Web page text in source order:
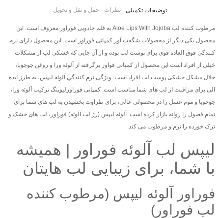
توضیحات تکمیلی نظرات حمل و نقل و تحویل
مرطوب کننده لب Aloe Lips With Jojoba به قلم جادویی فوراور معروف است. این
محصول یکی دیگر از محصولات شگفت آور کمپانی فوراور است. این محصول دارای نرم
کنندگی فوق العاده قوی برای پوست لب بوده و از آن جایی که خشکی لب از مشکلات
خیلی از افراد است این محصول از کمپانی فواور برگرفته از آلوئه ورا و روغن جوجوبا،
حلال مشکل خشکی پوست لب افراد است. ویژگی نرم کنندگیِ آلوئه لیپس، به طرز ایده
الی برای مراقبت از لب های شما مناسب است. کمپانی فوراورلیوینگ ترکیب آلوئه ورا،
جوجوبا و موم عسل را در محصولی عالی، برای طراوت بخشیدن به لب های شما برای
تمام فصول را روانه بازار کرده است. آلوئه لیپس (رژ لب آلوئه) فوراِور، لب های خشک و
ترک خورده را نرم و مرطوب می کند.
لیپس لب آلوئه فوراور | همیشه
با شما، برای زیبایی لب هایتان
فوراور آلوئه لیپس (مرطوب کننده
لب فوراور)